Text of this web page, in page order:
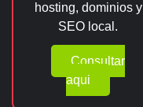
hosting, dominios y
SEO local.
Consultar
aqui